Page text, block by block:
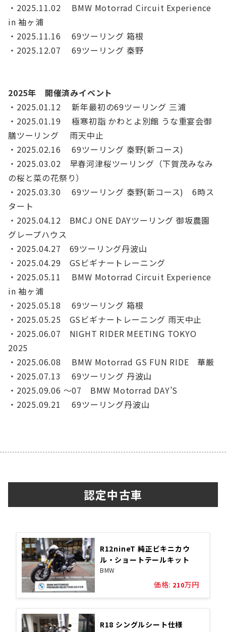
・2025.11.02 BMW Motorrad Circuit Experience
in 袖ヶ浦
・2025.11.16 69ツーリング 箱根
・2025.12.07 69ツーリング 秦野
2025年 開催済みイベント
・2025.01.12 新年最初の69ツーリング 三浦
・2025.01.19 極寒初詣 かわとよ別館 うな重宴会御
膳ツーリング 雨天中止
・2025.02.16 69ツーリング 秦野(新コース)
・2025.03.02 早春河津桜ツーリング（下賀茂みなみ
の桜と菜の花祭り）
・2025.03.30 69ツーリング 秦野(新コース) 6時ス
タート
・2025.04.12 BMCJ ONE DAYツーリング 御坂農園
グレープハウス
・2025.04.27 69ツーリング丹波山
・2025.04.29 GSビギナートレーニング
・2025.05.11 BMW Motorrad Circuit Experience
in 袖ヶ浦
・2025.05.18 69ツーリング 箱根
・2025.05.25 GSビギナートレーニング 雨天中止
・2025.06.07 NIGHT RIDER MEETING TOKYO
2025
・2025.06.08 BMW Motorrad GS FUN RIDE 華厳
・2025.07.13 69ツーリング 丹波山
・2025.09.06 ～07 BMW Motorrad DAY’S
・2025.09.21 69ツーリング丹波山
認定中古車
R12nineT 純正ビキニカウ
ル・ショートテールキット
BMW
価格: 210万円
R18 シングルシート仕様